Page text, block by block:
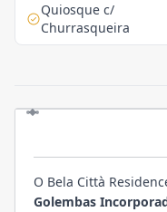
Quiosque c/
Churrasqueira
O Bela Città
Golembas